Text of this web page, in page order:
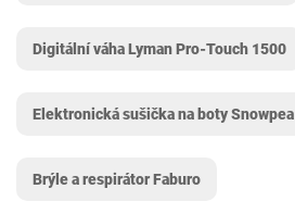
Digitální váha Lyman Pro-Touch 1500
Elektronická sušička na boty Snowpea
Brýle a respirátor Faburo